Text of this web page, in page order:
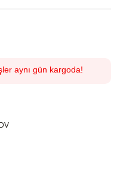
aynı gün kargoda!